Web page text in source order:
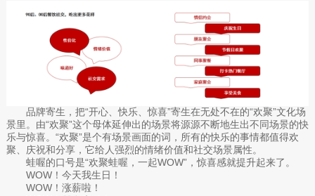
品牌寄生，把“开心、快乐、惊喜”寄生在无处不在的“欢聚”文化场
景里。由“欢聚”这个母体延伸出的场景将源源不断地生出不同场景的快
乐与惊喜。“欢聚”是个有场景画面的词，所有的快乐的事情都值得欢
聚、庆祝和分享，它给人强烈的情绪价值和社交场景属性。
蛙喔的口号是“欢聚蛙喔，一起WOW”，惊喜感就提升起来了。
WOW！今天我生日！
WOW！涨薪啦！